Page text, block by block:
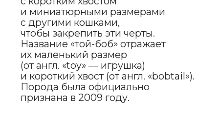
Скиф-той-бобы — это энергичные,
любознательные и общительные
кошки. Они очень привязаны
к своим хозяевам и любят
проводить время в их компании.
Эти кошки игривы, любят
ХАРАКТЕР
И ПОВЕДЕНИЕ